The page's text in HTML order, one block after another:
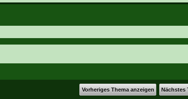
Saisonübergang
Vorheriges Thema anzeigen Nächstes